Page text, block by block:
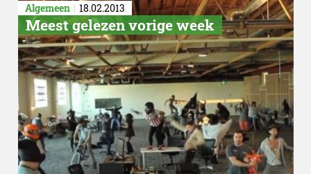
Algemeen 18.02.2013
Meest gelezen vorige week